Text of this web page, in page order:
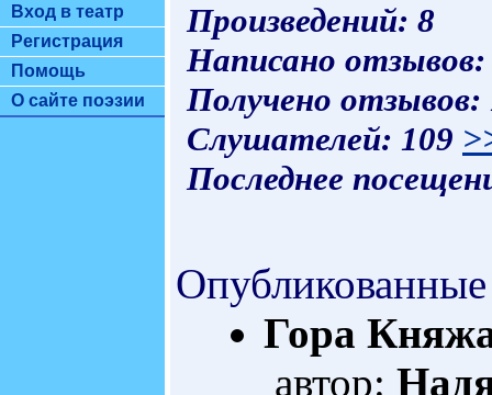
Вход в театр
Регистрация
Помощь
О сайте поэзии
Произведений: 8
Написано
Получено
Слушателей: 109
Последнее
Гора
автор: